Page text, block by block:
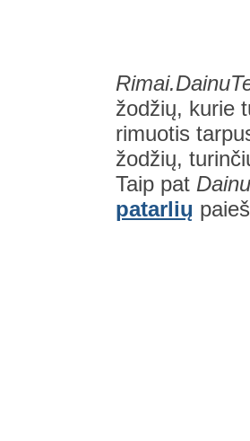
žodžių, kurie
rimuotis
žodžių,
Taip pat
patarlių